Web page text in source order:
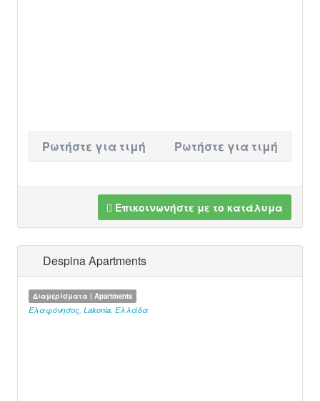
Ρωτήστε για τιμή Ρωτήστε για τιμή
Επικοινωνήστε με το κατάλυμα
Despina Apartments
Διαμερίσματα | Apartments
Ελαφόνησος, Lakonia, Ελλάδα